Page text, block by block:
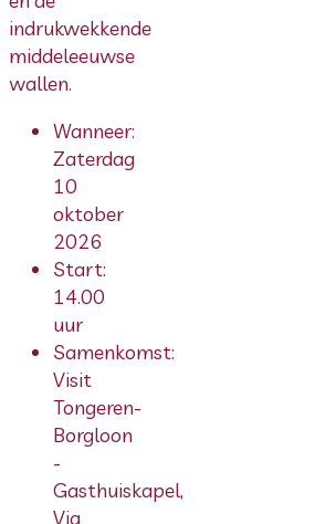
indrukwekkende
middeleeuwse
wallen.
Wanneer:
Zaterdag
10
oktober
2026
Start:
14.00
uur
Samenkomst:
Visit
Tongeren-
Borgloon
-
Gasthuiskapel,
Via